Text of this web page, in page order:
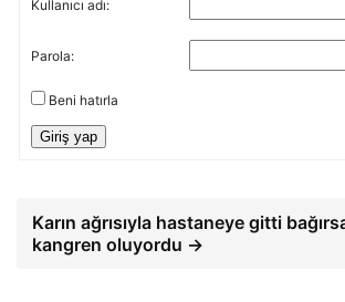
Kullanıcı adı:
Parola:
Beni hatırla
Giriş yap
Karın ağrısıyla hastaneye gitti
kangren oluyordu →